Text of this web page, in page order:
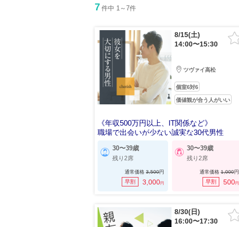
7 件中 1～7件
8/15(土)
14:00〜15:30
ツヴァイ高松
個室6対6
価値観が合う人がいい
《年収500万円以上、IT関係など》
職場で出会いが少ない誠実な30代男性
30〜39歳
残り2席
通常価格3,500円
早割 3,000円
30〜39歳
残り2席
通常価格1,000円
早割 500円
8/30(日)
16:00〜17:30